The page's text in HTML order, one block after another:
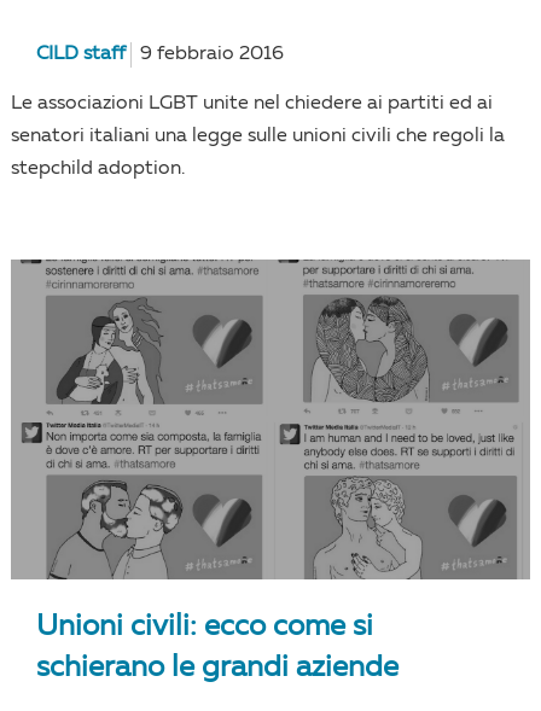
CILD staff 9 febbraio 2016
Le associazioni LGBT unite nel chiedere ai partiti ed ai
senatori italiani una legge sulle unioni civili che regoli la
stepchild adoption.
Unioni civili: ecco come si
schierano le grandi aziende